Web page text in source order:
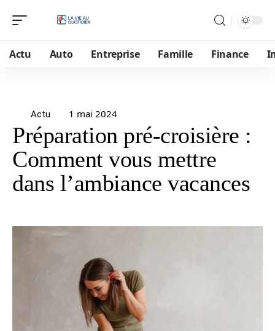
Actu Auto Entreprise Famille Finance
Actu 1 mai 2024
Préparation pré-croisière :
Comment vous mettre
dans l’ambiance vacances